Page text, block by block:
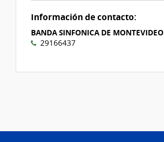
Información de contacto:
BANDA SINFONICA DE MONTEVIDEO
29166437